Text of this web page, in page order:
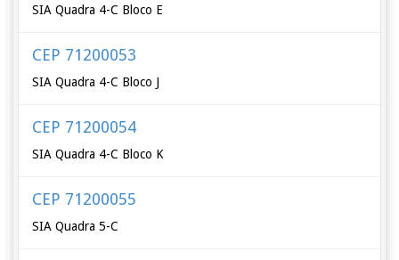
SIA Quadra 4-C Bloco E
CEP 71200053
SIA Quadra 4-C Bloco J
CEP 71200054
SIA Quadra 4-C Bloco K
CEP 71200055
SIA Quadra 5-C